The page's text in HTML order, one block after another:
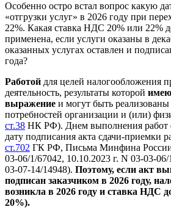
Особенно остро встал вопрос какую
«отгрузки услуг» в 2026 году при
22%. Какая ставка НДС 20% или 22%
применена, если услуги оказаны в
оказанных услугах оставлен и
года?
Работой для целей налогообложения
деятельность, результаты которой
выражение и могут быть реализованы
потребностей организации и (или)
ст.38 НК РФ). Днем выполнения работ
дату подписания акта сдачи-приемки
ст.702 ГК РФ, Письма Минфина России
03-06/1/67042, 10.10.2023 г. N 03-03-
03-07-14/14948). Поэтому, если акт
подписан заказчиком в 2026 году,
возникла в 2026 году и ставка НДС
20%).